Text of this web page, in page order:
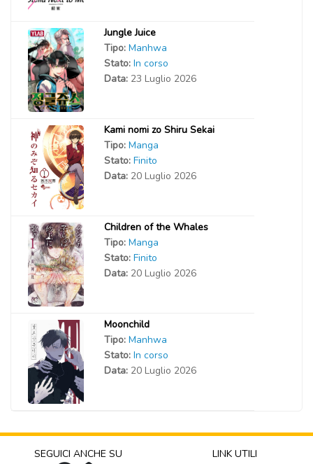
Jungle Juice
Tipo: Manhwa
Stato: In corso
Data: 23 Luglio 2026
Kami nomi zo Shiru Sekai
Tipo: Manga
Stato: Finito
Data: 20 Luglio 2026
Children of the Whales
Tipo: Manga
Stato: Finito
Data: 20 Luglio 2026
Moonchild
Tipo: Manhwa
Stato: In corso
Data: 20 Luglio 2026
SEGUICI ANCHE SU
LINK UTILI